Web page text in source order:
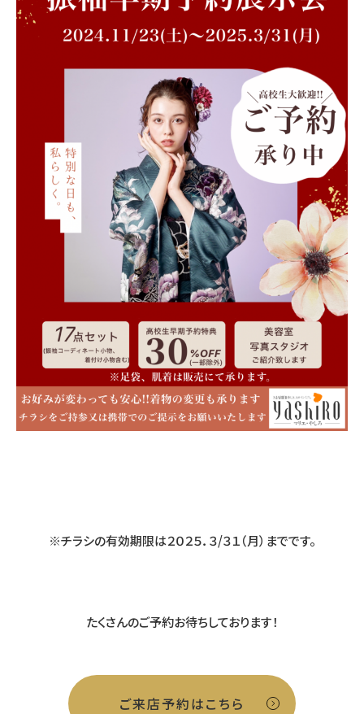
※チラシの有効期限は２０２５．３/３１（月）までです。
たくさんのご予約お待ちしております！
ご来店予約はこちら